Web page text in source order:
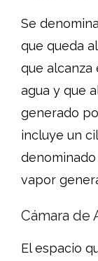
Se
que queda
que alcanza
agua y que
generado
incluye un
vapor
Cámara de
El espacio